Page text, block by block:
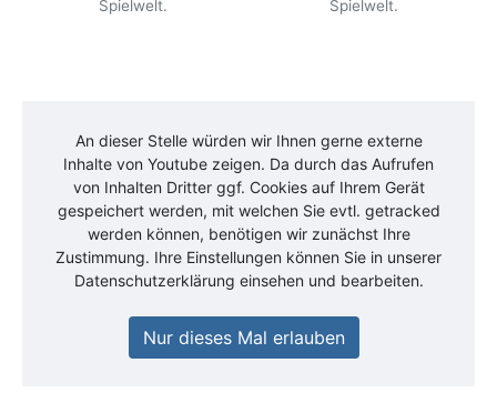
Spielwelt.
Spielwelt.
An dieser Stelle würden wir Ihnen gerne externe
Inhalte von Youtube zeigen. Da durch das Aufrufen
von Inhalten Dritter ggf. Cookies auf Ihrem Gerät
gespeichert werden, mit welchen Sie evtl. getracked
werden können, benötigen wir zunächst Ihre
Zustimmung. Ihre Einstellungen können Sie in unserer
Datenschutzerklärung einsehen und bearbeiten.
Nur dieses Mal erlauben